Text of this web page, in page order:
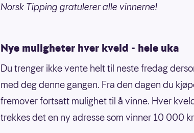
Norsk Tipping gratulerer alle vinnerne!
Nye muligheter hver kveld - hele uka
Du trenger ikke vente helt til neste fredag
med deg denne gangen. Fra den dagen du
fremover fortsatt mulighet til å vinne. Hver
trekkes det en ny adresse som vinner 10 000